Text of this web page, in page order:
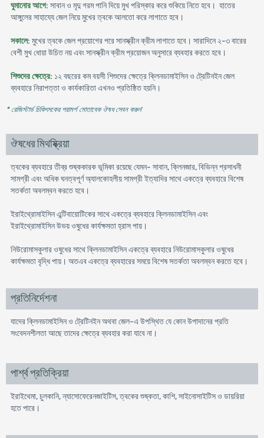
ঘুমানোর আগে: সাবান ও মৃদু গরম পানি দিয়ে মুখ পরিস্কার করে শুকিয়ে নিতে হবে। হাতের
আঙ্গুলের সাহায্যে জেল নিয়ে মুখের ত্বকে আলতো করে লাগাতে হবে।
সকালে: মুখের ত্বকে জেল প্রয়োগের পরে সানস্ক্রীন ক্রীম লাগাতে হবে। সারাদিনে ২-৩ বারের
বেশী মুখ ধোয়া উচিত নয় এবং সানস্ক্রীন ক্রীম প্রয়োজন অনুসারে ব্যবহার করতে হবে।
শিশুদের ক্ষেত্রে: ১২ বছরের কম বয়সী শিশুদের ক্ষেত্রে ক্লিনডামাইসিন ও ট্রেটিনইন জেল
ব্যবহারে নিরাপত্তা ও কার্যকারিতা এখনও প্রতিষ্ঠিত হয়নি।
* রেজিস্টার্ড চিকিৎসকের পরামর্শ মোতাবেক ঔষধ সেবন করুন'
ঔষধের মিথষ্ক্রিয়া
ত্বকের ব্যবহারে তীব্র শুষ্ককারক ভূমিকা রয়েছে যেমন- সাবান, ক্লিনজার, বিভিন্ন প্রসাধনী
সামগ্রী এবং অধিক ঘনত্বপূর্ণ অ্যালকোহলীয় সামগ্রী ইত্যাদির সাথে একত্রে ব্যবহারে বিশেষ
সতর্কতা অবলম্বন করতে হবে।
ইরাইথ্রোমাইসিন এন্টিবায়োটিকের সাথে একত্রে ব্যবহারে ক্লিনডামাইসিন এবং
ইরাইথ্রোমাইসিন উভয় ওষুধের কার্যক্ষমতা হ্রাস পায়।
নিউরোমাসকুলার ওষুধের সাথে ক্লিনডামাইসিন একত্রে ব্যবহারে নিউরোমাসকুলার ওষুধের
কার্যক্ষমতা বৃদ্ধি পায়। অতএব একত্রে ব্যবহারের সময়ে বিশেষ সতর্কতা অবলম্বন করতে হবে।
প্রতিনির্দেশনা
যাদের ক্লিনডামাইসিন ও ট্রেটিনইন অথবা জেল-এ উপস্থিত যে কোন উপাদানের প্রতি
সংবেদনশীলতা আছে তাদের ক্ষেত্রে ব্যবহার করা যাবে না।
পার্শ্ব প্রতিক্রিয়া
ইরাইথেমা, চুলকানি, ন্যাসোফেরেনজাইটিস, ত্বকের শুষ্কতা, কাশি, সাইনোসাইটিস ও ডায়রিয়া
হতে পারে।